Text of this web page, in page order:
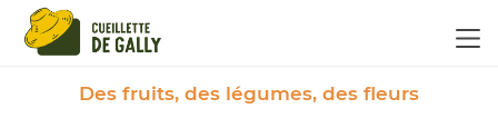
Des fruits, des légumes, des fleurs
Panneau de gestion des cookies